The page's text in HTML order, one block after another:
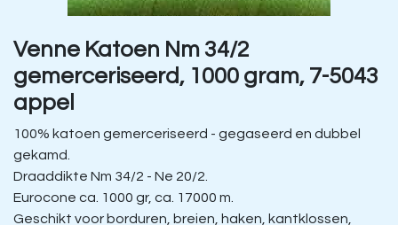
Venne Katoen Nm 34/2
gemerceriseerd, 1000 gram, 7-5043
appel
100% katoen gemerceriseerd - gegaseerd en dubbel
gekamd.
Draaddikte Nm 34/2 - Ne 20/2.
Eurocone ca. 1000 gr, ca. 17000 m.
Geschikt voor borduren, breien, haken, kantklossen,